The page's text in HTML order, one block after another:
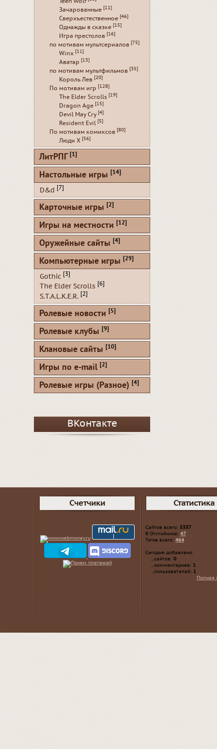
Зачарованные [11]
Сверхъестественное [46]
Однажды в сказке [15]
Игра престолов [16]
по мотивам мультсериалов [75]
Winx [11]
Аватар [13]
по мотивам мультфильмов [35]
Король Лев [20]
По мотивам игр [128]
The Elder Scrolls [19]
Dragon Age [15]
Devil May Cry [4]
Resident Evil [5]
По мотивам комиксов [80]
Люди Х [56]
ЛитРПГ [1]
Настольные игры [14]
D&d [7]
Карточные игры [2]
Игры на местности [12]
Оружейные сайты [4]
Компьютерные игры [29]
Gothic [3]
The Elder Scrolls [6]
S.T.A.L.K.E.R. [2]
Ролевые новости [5]
Ролевые клубы [9]
Клановые сайты [10]
Игры по e-mail [2]
Ролевые игры (Разное) [4]
ВКонтакте
Счетчики Статистика
Сайтов всего: 5337
В Отстойнике: 47
Тэгов всего: 464
Сегодня добавлено
...сайтов: 0
...комментариев: 1
...пользователей: 1
Полная